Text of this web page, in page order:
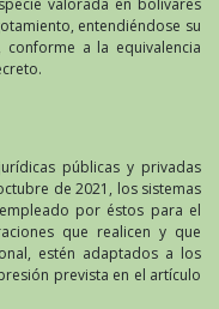
valorada en bolívares
entendiéndose su
a la equivalencia
públicas y privadas
de 2021, los sistemas
por éstos para el
que realicen y que
estén adaptados a los
prevista en el artículo